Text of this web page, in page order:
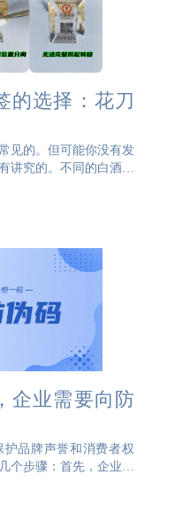
的选择：花刀
见的。但可能你没有发
讲究的。不同的白酒、
同的防伪标签。公海
下适用于白酒的防伪标
企业需要向防
品牌声誉和消费者权
个步骤：首先，企业需
作为二维码的底图。这
、等元素，并确保其可